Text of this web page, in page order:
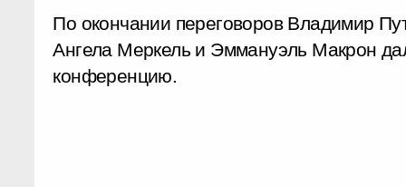
По окончании переговоров Владимир
Ангела Меркель и Эммануэль Макрон
конференцию.